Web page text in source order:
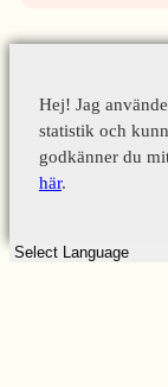
Hej! Jag
statistik och
godkänner du
här.